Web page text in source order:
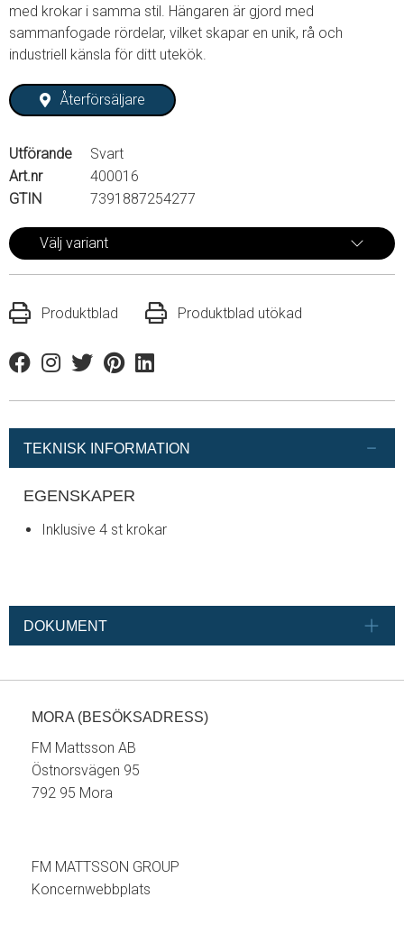
med krokar i samma stil. Hängaren är gjord med
sammanfogade rördelar, vilket skapar en unik, rå och
industriell känsla för ditt utekök.
Återförsäljare
Utförande
Svart
Art.nr
400016
GTIN
7391887254277
Välj variant
Produktblad Produktblad utökad
FacebookInstagram
TwitterPinterestLinkedin
TEKNISK INFORMATION
EGENSKAPER
Inklusive 4 st krokar
DOKUMENT
MORA (BESÖKSADRESS)
FM Mattsson AB
Östnorsvägen 95
792 95 Mora
FM MATTSSON GROUP
Koncernwebbplats